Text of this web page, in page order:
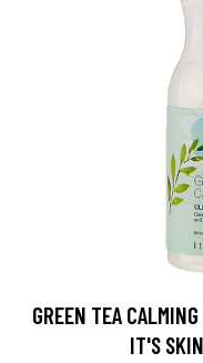
GREEN TEA
IT'S